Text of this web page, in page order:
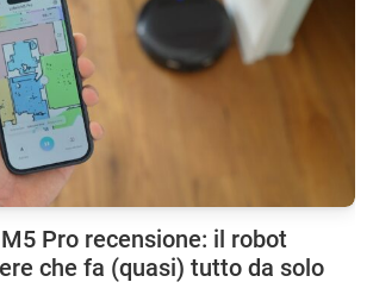
Pro recensione: il robot
che fa (quasi) tutto da solo